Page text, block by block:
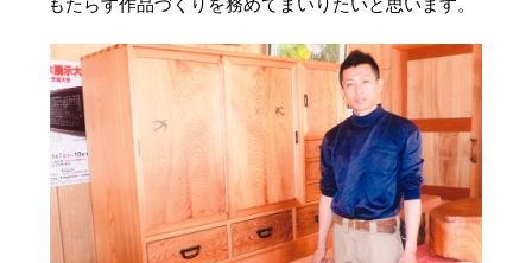
もたらす作品づくりを務めてまいりたいと思います。